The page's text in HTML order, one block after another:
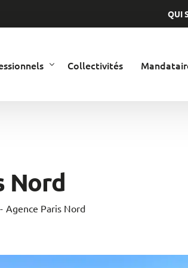
QUI
Collectivités
Nord
Agence Paris Nord